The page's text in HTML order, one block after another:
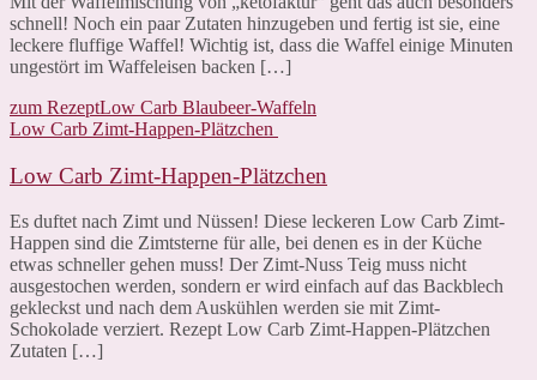
schnell! Noch ein paar Zutaten hinzugeben und fertig ist sie, eine
leckere fluffige Waffel! Wichtig ist, dass die Waffel einige Minuten
ungestört im Waffeleisen backen […]
zum RezeptLow Carb Blaubeer-Waffeln
Low Carb Zimt-Happen-Plätzchen
Low Carb Zimt-Happen-Plätzchen
Es duftet nach Zimt und Nüssen! Diese leckeren Low Carb Zimt-
Happen sind die Zimtsterne für alle, bei denen es in der Küche
etwas schneller gehen muss! Der Zimt-Nuss Teig muss nicht
ausgestochen werden, sondern er wird einfach auf das Backblech
gekleckst und nach dem Auskühlen werden sie mit Zimt-
Schokolade verziert. Rezept Low Carb Zimt-Happen-Plätzchen
Zutaten […]